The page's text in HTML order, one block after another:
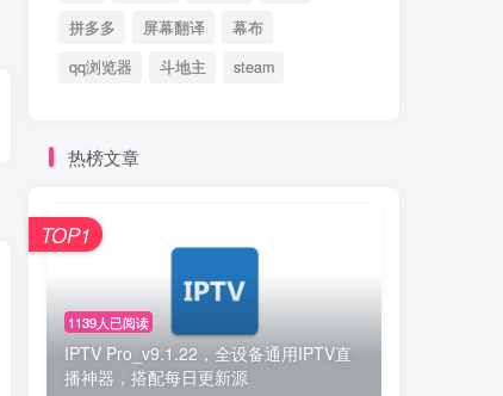
拼多多
屏幕翻译
幕布
qq浏览器
斗地主 steam
热榜文章
1139人已阅读
IPTV Pro_v9.1.22，全设备通用IPTV直
播神器，搭配每日更新源
TOP1